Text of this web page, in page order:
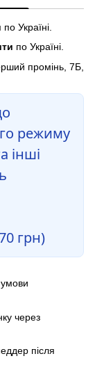
Україні.
по Україні.
промінь, 7Б,
режиму
інші
грн)
через
після